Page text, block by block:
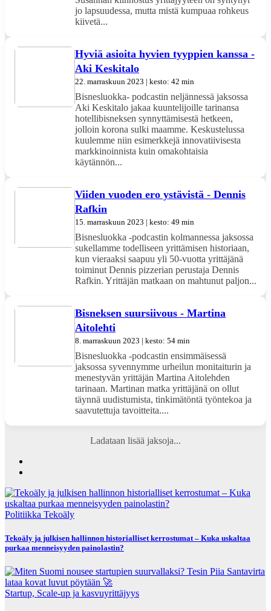
jo lapsuudessa, mutta mistä kumpuaa rohkeus
kiivetä...
Hyviä asioita hyvien tyyppien kanssa -
Aki Keskitalo
22. marraskuun 2023 | kesto: 42 min
Bisnesluokka- podcastin neljännessä jaksossa
Aki Keskitalo jakaa kuuntelijoille tarinansa
hotellibisneksen synnyttämisestä hetkeen,
jolloin korona sulki maamme. Keskustelussa
kuulemme niin esimerkkejä innovatiivisesta
markkinoinnista kuin omakohtaisia
käytännön...
Viiden vuoden ero ystävistä - Dennis
Rafkin
15. marraskuun 2023 | kesto: 49 min
Bisnesluokka -podcastin kolmannessa jaksossa
sukellamme todelliseen yrittämisen historiaan,
kun vieraaksi saapuu yli 50-vuotta yrittäjänä
toiminut Dennis pizzerian perustaja Dennis
Rafkin. Yrittäjän matkaan on mahtunut paljon...
Bisneksen suursiivous - Martina
Aitolehti
8. marraskuun 2023 | kesto: 54 min
Bisnesluokka -podcastin ensimmäisessä
jaksossa syvennymme urheilun monitaiturin ja
menestyvän yrittäjän Martina Aitolehden
tarinaan. Martinan matka yrittäjänä on ollut
täynnä uudistumista, tinkimätöntä työntekoa ja
saavutettuja tavoitteita....
Ladataan lisää jaksoja...
Politiikka Tekoäly
Tekoäly ja julkisen hallinnon historialliset kerrostumat – Kuka uskaltaa
purkaa menneisyyden painolastin?
Startup, Scale-up ja kasvuyrittäjyys